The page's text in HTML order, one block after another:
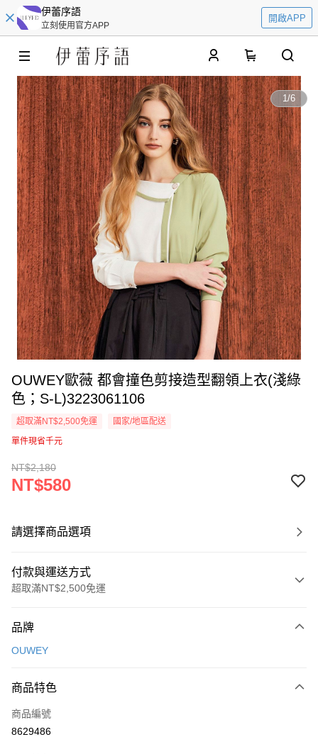
伊蕾序語
立刻使用官方APP
開啟APP
1/6
OUWEY歐薇 都會撞色剪接造型翻領上衣(淺綠
色；S-L)3223061106
超取滿NT$2,500免運
國家/地區配送
單件現省千元
NT$2,180
NT$580
請選擇商品選項
付款與運送方式
超取滿NT$2,500免運
信用卡一次付款
3 期 0 利率 每期
合作金庫商業銀行
上海商業儲蓄銀行
超商取貨付款
LINE Pay
品牌
OUWEY
商品特色
商品編號
8629486